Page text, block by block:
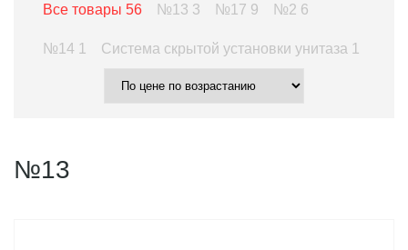
Все товары 56 №13 3 №17 9 №2 6
№14 1 Система скрытой установки унитаза 1
№13